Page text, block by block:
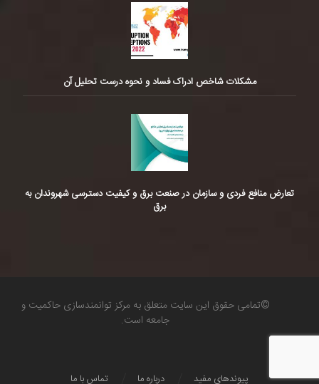
مشکلات شاخص ادراک فساد و نحوه درست تحلیل آن
تعارض منافع فردی و سازمان در صنعت برق و کیفیت دسترسی شهروندان به
برق
©تمامی حقوق این سایت متعلق به مرکز توانمندسازی حاکمیت و
جامعه است.
تماس با ما درباره ما پیوندهای مفید